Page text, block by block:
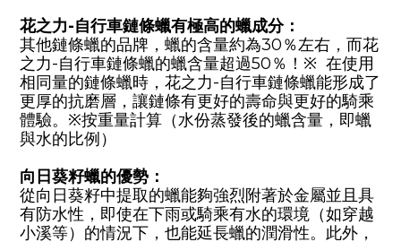
花之力-自行車鏈條蠟有極高的蠟成分：
其他鏈條蠟的品牌，蠟的含量約為30％左右，而花
之力-自行車鏈條蠟的蠟含量超過50％！※ 在使用
相同量的鏈條蠟時，花之力-自行車鏈條蠟能形成了
更厚的抗磨層，讓鏈條有更好的壽命與更好的騎乘
體驗。※按重量計算（水份蒸發後的蠟含量，即蠟
與水的比例）
向日葵籽蠟的優勢：
從向日葵籽中提取的蠟能夠強烈附著於金屬並且具
有防水性，即使在下雨或騎乘有水的環境（如穿越
小溪等）的情況下，也能延長蠟的潤滑性。此外，